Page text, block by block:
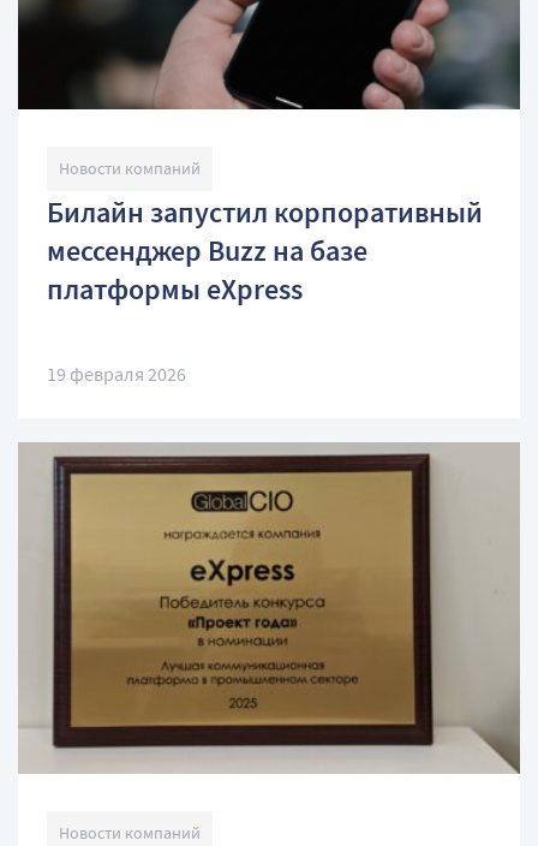
Новости компаний
Билайн запустил корпоративный
мессенджер Buzz на базе
платформы eXpress
19 февраля 2026
Новости компаний